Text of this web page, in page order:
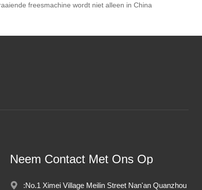
freesmachine wordt niet alleen in China
Neem Contact Met Ons Op
:No.1 Ximei Village Meilin Street Nan'an Quanzhou